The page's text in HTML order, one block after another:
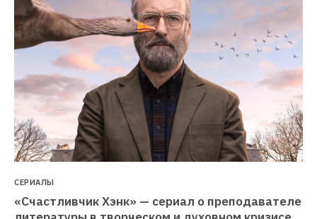
СЕРИАЛЫ
«Счастливчик Хэнк» — сериал о преподавателе